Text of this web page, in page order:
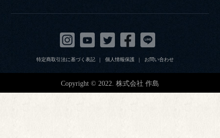
特定商取引法に基づく表記 個人情報保護 お問い合わせ
Copyright © 2022. 株式会社 作島